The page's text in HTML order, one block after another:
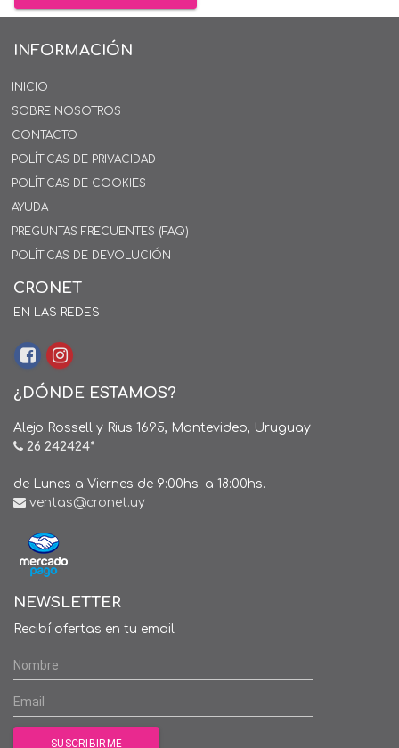
INFORMACIÓN
INICIO
SOBRE NOSOTROS
CONTACTO
POLÍTICAS DE PRIVACIDAD
POLÍTICAS DE COOKIES
AYUDA
PREGUNTAS FRECUENTES (FAQ)
POLÍTICAS DE DEVOLUCIÓN
CRONET
EN LAS REDES
¿DÓNDE ESTAMOS?
Alejo Rossell y Rius 1695, Montevideo, Uruguay
26 242424*
de Lunes a Viernes de 9:00hs. a 18:00hs.
ventas@cronet.uy
NEWSLETTER
Recibí ofertas en tu email